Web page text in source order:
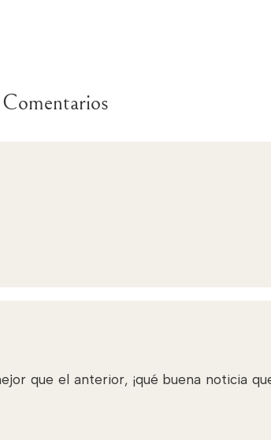
Comentarios
que el anterior, ¡qué buena noticia